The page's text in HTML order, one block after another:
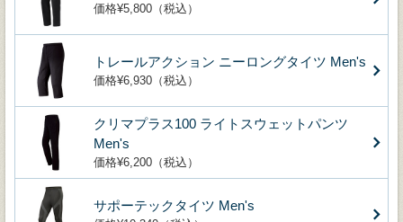
価格¥5,800（税込）
トレールアクション ニーロングタイツ Men's
価格¥6,930（税込）
クリマプラス100 ライトスウェットパンツ
Men's
価格¥6,200（税込）
サポーテックタイツ Men's